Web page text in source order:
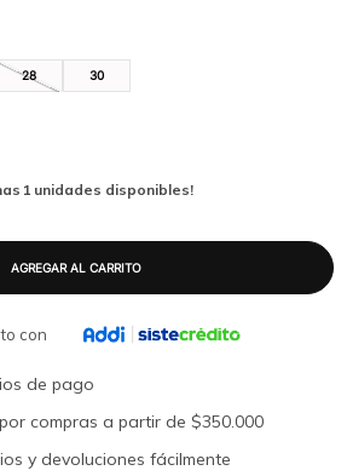
28 30
1 unidades disponibles!
con
de pago
compras a partir de $350.000
y devoluciones fácilmente